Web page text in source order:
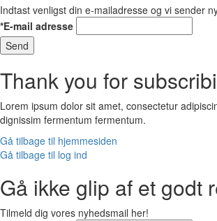
Indtast venligst din e-mailadresse og vi sender
*E-mail adresse
Send
Thank you for
Lorem ipsum dolor sit amet, consectetur
dignissim fermentum fermentum.
Gå tilbage til hjemmesiden
Gå tilbage til log ind
Gå ikke glip af et godt
Tilmeld dig vores nyhedsmail her!